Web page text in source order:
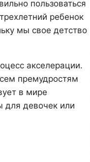
пользоваться
ребенок
мы свое детство
акселерации.
премудростям
в мире
для девочек или